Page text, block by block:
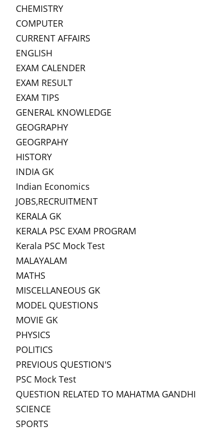
CHEMISTRY
COMPUTER
CURRENT AFFAIRS
ENGLISH
EXAM CALENDER
EXAM RESULT
EXAM TIPS
GENERAL KNOWLEDGE
GEOGRAPHY
GEOGRPAHY
HISTORY
INDIA GK
Indian Economics
JOBS,RECRUITMENT
KERALA GK
KERALA PSC EXAM PROGRAM
Kerala PSC Mock Test
MALAYALAM
MATHS
MISCELLANEOUS GK
MODEL QUESTIONS
MOVIE GK
PHYSICS
POLITICS
PREVIOUS QUESTION'S
PSC Mock Test
QUESTION RELATED TO MAHATMA GANDHI
SCIENCE
SPORTS